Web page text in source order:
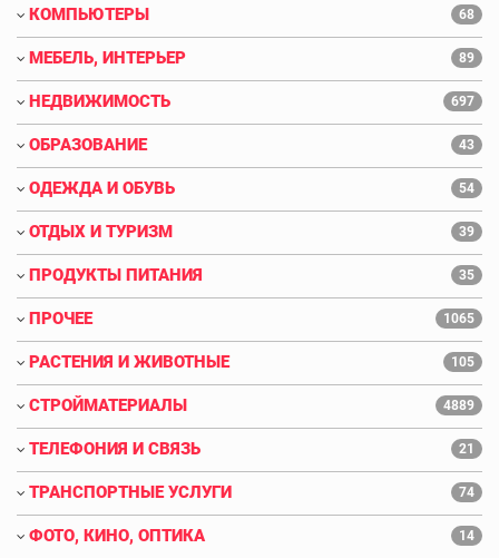
КОМПЬЮТЕРЫ 68
МЕБЕЛЬ, ИНТЕРЬЕР 89
НЕДВИЖИМОСТЬ 697
ОБРАЗОВАНИЕ 43
ОДЕЖДА И ОБУВЬ 54
ОТДЫХ И ТУРИЗМ 39
ПРОДУКТЫ ПИТАНИЯ 35
ПРОЧЕЕ 1065
РАСТЕНИЯ И ЖИВОТНЫЕ 105
СТРОЙМАТЕРИАЛЫ 4889
ТЕЛЕФОНИЯ И СВЯЗЬ 21
ТРАНСПОРТНЫЕ УСЛУГИ 74
ФОТО, КИНО, ОПТИКА 14